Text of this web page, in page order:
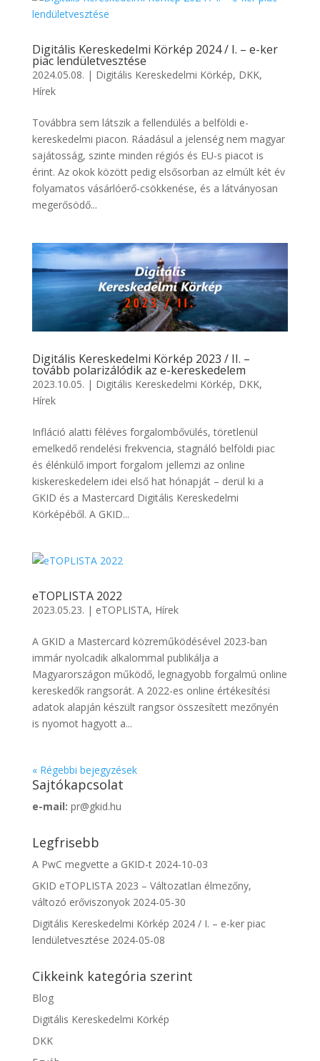
Digitális Kereskedelmi Körkép 2024 / I. – e-ker
piac lendületvesztése
2024.05.08. | Digitális Kereskedelmi Körkép, DKK,
Hírek
Továbbra sem látszik a fellendülés a belföldi e-
kereskedelmi piacon. Ráadásul a jelenség nem magyar
sajátosság, szinte minden régiós és EU-s piacot is
érint. Az okok között pedig elsősorban az elmúlt két év
folyamatos vásárlóerő-csökkenése, és a látványosan
megerősödő...
Digitális Kereskedelmi Körkép 2023 / II. –
tovább polarizálódik az e-kereskedelem
2023.10.05. | Digitális Kereskedelmi Körkép, DKK,
Hírek
Infláció alatti féléves forgalombővülés, töretlenül
emelkedő rendelési frekvencia, stagnáló belföldi piac
és élénkülő import forgalom jellemzi az online
kiskereskedelem idei első hat hónapját – derül ki a
GKID és a Mastercard Digitális Kereskedelmi
Körképéből. A GKID...
eTOPLISTA 2022
2023.05.23. | eTOPLISTA, Hírek
A GKID a Mastercard közreműködésével 2023-ban
immár nyolcadik alkalommal publikálja a
Magyarországon működő, legnagyobb forgalmú online
kereskedők rangsorát. A 2022-es online értékesítési
adatok alapján készült rangsor összesített mezőnyén
is nyomot hagyott a...
« Régebbi bejegyzések
Sajtókapcsolat
e-mail: pr@gkid.hu
Legfrisebb
A PwC megvette a GKID-t 2024-10-03
GKID eTOPLISTA 2023 – Változatlan élmezőny,
változó erőviszonyok 2024-05-30
Digitális Kereskedelmi Körkép 2024 / I. – e-ker piac
lendületvesztése 2024-05-08
Cikkeink kategória szerint
Blog
Digitális Kereskedelmi Körkép
DKK